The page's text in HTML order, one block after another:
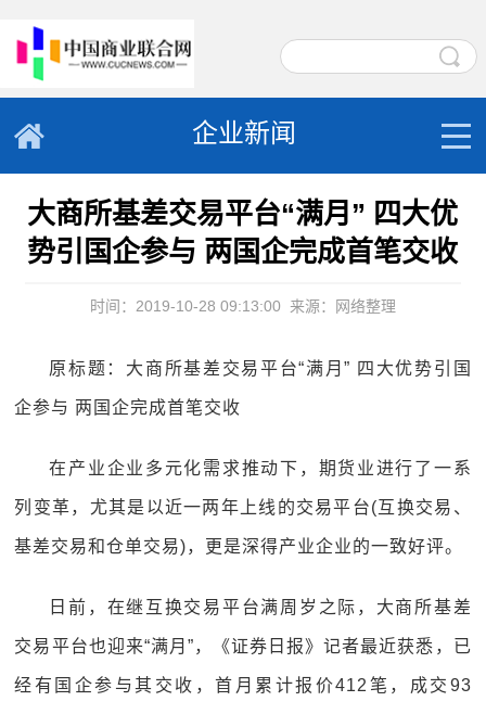
企业新闻
大商所基差交易平台“满月” 四大优
势引国企参与 两国企完成首笔交收
时间：2019-10-28 09:13:00 来源：网络整理
原标题：大商所基差交易平台“满月” 四大优势引国
企参与 两国企完成首笔交收
在产业企业多元化需求推动下，期货业进行了一系
列变革，尤其是以近一两年上线的交易平台(互换交易、
基差交易和仓单交易)，更是深得产业企业的一致好评。
日前，在继互换交易平台满周岁之际，大商所基差
交易平台也迎来“满月”，《证券日报》记者最近获悉，已
经有国企参与其交收，首月累计报价412笔，成交93